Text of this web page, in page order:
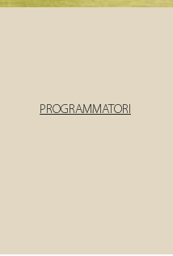
PROGRAMMATORI